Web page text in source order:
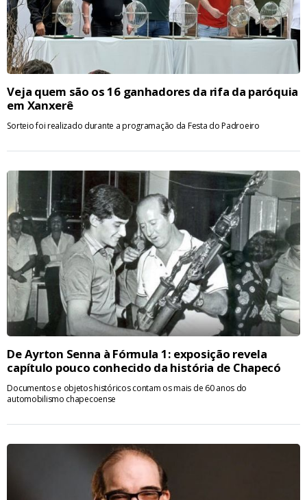
Veja quem são os 16 ganhadores da rifa da paróquia
em Xanxerê
Sorteio foi realizado durante a programação da Festa do Padroeiro
De Ayrton Senna à Fórmula 1: exposição revela
capítulo pouco conhecido da história de Chapecó
Documentos e objetos históricos contam os mais de 60 anos do
automobilismo chapecoense